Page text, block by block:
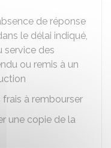
de réponse
le délai indiqué,
service des
ou remis à un
à rembourser
une copie de la